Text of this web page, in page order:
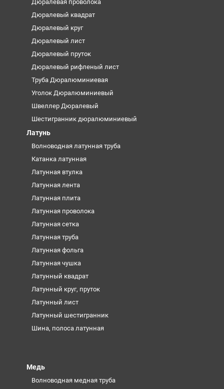
Дюралевая проволока
Дюралевый квадрат
Дюралевый круг
Дюралевый лист
Дюралевый пруток
Дюралевый рифленый лист
Труба Дюралюминиевая
Уголок Дюралюминиевый
Швеллер Дюралевый
Шестигранник дюралюминиевый
Латунь
Волноводная латунная труба
Катанка латунная
Латунная втулка
Латунная лента
Латунная плита
Латунная проволока
Латунная сетка
Латунная труба
Латунная фольга
Латунная чушка
Латунный квадрат
Латунный круг, пруток
Латунный лист
Латунный шестигранник
Шина, полоса латунная
Медь
Волноводная медная труба